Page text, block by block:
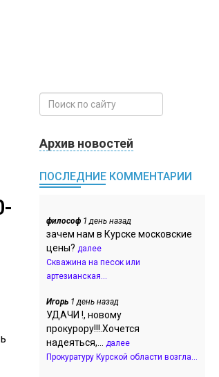
Архив новостей
ПОСЛЕДНИЕ КОММЕНТАРИИ
философ 1 день назад
зачем нам в Курске московские
цены? далее
Скважина на песок или
артезианская...
Игорь 1 день назад
УДАЧИ !, новому
прокурору!!!.Хочется
надеяться,... далее
Прокуратуру Курской области возгла...